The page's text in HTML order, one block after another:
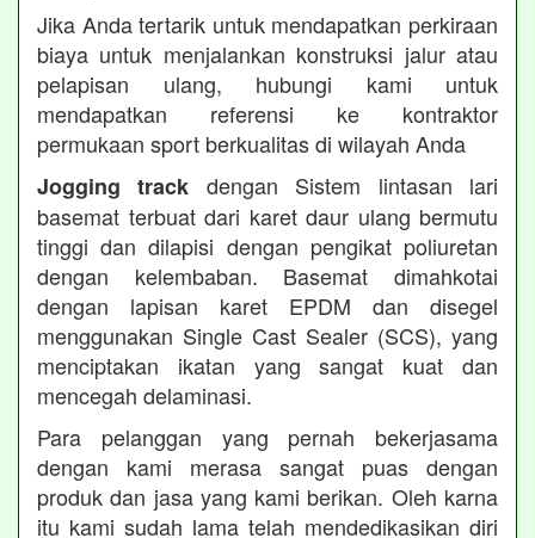
Jika Anda tertarik untuk mendapatkan perkiraan
biaya untuk menjalankan konstruksi jalur atau
pelapisan ulang, hubungi kami untuk
mendapatkan referensi ke kontraktor
permukaan sport berkualitas di wilayah Anda
Jogging track dengan Sistem lintasan lari
basemat terbuat dari karet daur ulang bermutu
tinggi dan dilapisi dengan pengikat poliuretan
dengan kelembaban. Basemat dimahkotai
dengan lapisan karet EPDM dan disegel
menggunakan Single Cast Sealer (SCS), yang
menciptakan ikatan yang sangat kuat dan
mencegah delaminasi.
Para pelanggan yang pernah bekerjasama
dengan kami merasa sangat puas dengan
produk dan jasa yang kami berikan. Oleh karna
itu kami sudah lama telah mendedikasikan diri